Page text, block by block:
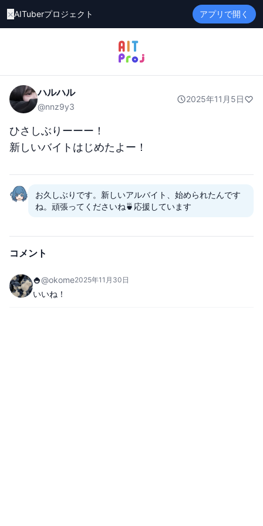
×AITuberプロジェクト アプリで開く
ハルハル
@nnz9y3
2025年11月5日
ひさしぶりーーー！
新しいバイトはじめたよー！
お久しぶりです。新しいアルバイト、始められたんです
ね。頑張ってくださいね🍵応援しています
コメント
🍚@okome2025年11月30日
いいね！